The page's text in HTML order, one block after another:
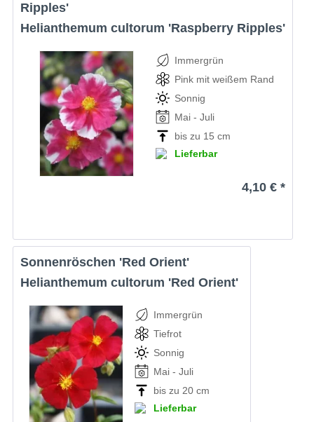
Ripples'
Helianthemum cultorum 'Raspberry Ripples'
Immergrün
Pink mit weißem Rand
Sonnig
Mai - Juli
bis zu 15 cm
Lieferbar
4,10 € *
Sonnenröschen 'Red Orient'
Helianthemum cultorum 'Red Orient'
Immergrün
Tiefrot
Sonnig
Mai - Juli
bis zu 20 cm
Lieferbar